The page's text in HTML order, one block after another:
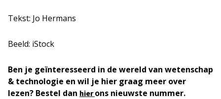
Tekst: Jo Hermans
Beeld: iStock
Ben je geïnteresseerd in de wereld van wetenschap
& technologie en wil je hier graag meer over
lezen? Bestel dan hierons nieuwste nummer.